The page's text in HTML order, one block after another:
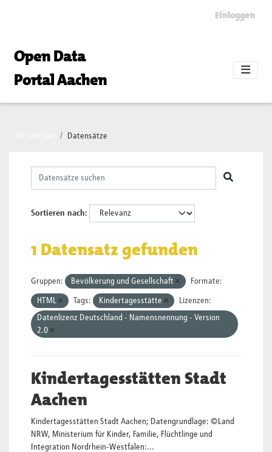
Einloggen
Open Data
Portal Aachen
Datensätze
Sortieren nach
1 Datensatz gefunden
Gruppen: Bevölkerung und Gesellschaft Formate:
HTML Tags: Kindertagesstätte
Lizenzen:
Datenlizenz Deutschland - Namensnennung - Version
2.0
Kindertagesstätten Stadt
Aachen
Kindertagesstätten Stadt Aachen; Datengrundlage: ©Land
NRW, Ministerium für Kinder, Familie, Flüchtlinge und
Integration Nordrhein-Westfalen:...